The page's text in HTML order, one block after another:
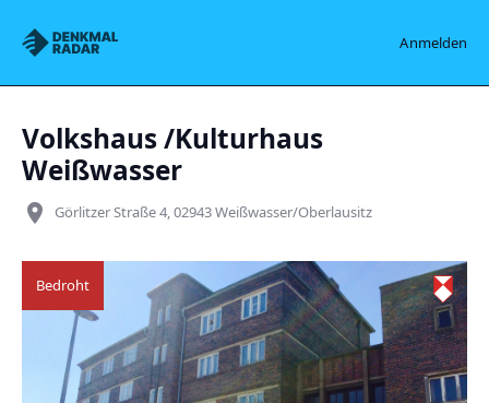
Denkmalradar Anmelden
Volkshaus /Kulturhaus
Weißwasser
place Görlitzer Straße 4, 02943 Weißwasser/Oberlausitz
Bedroht